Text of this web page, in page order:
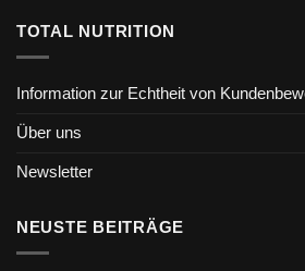
TOTAL NUTRITION
Information zur Echtheit von
Über uns
Newsletter
NEUSTE BEITRÄGE